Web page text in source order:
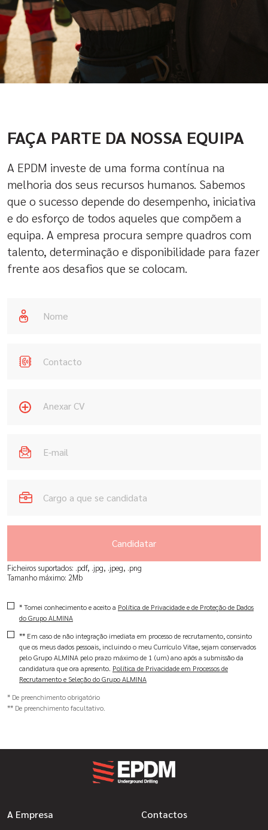
FAÇA PARTE DA NOSSA EQUIPA
A EPDM investe de uma forma contínua na
melhoria dos seus recursos humanos. Sabemos
que o sucesso depende do desempenho, iniciativa
e do esforço de todos aqueles que compõem a
equipa. A empresa procura sempre quadros com
talento, determinação e disponibilidade para fazer
frente aos desafios que se colocam.
Anexar CV
Candidatar
Ficheiros suportados: .pdf, .jpg, .jpeg, .png
Tamanho máximo: 2Mb
* Tomei conhecimento e aceito a Política de Privacidade e de Proteção de Dados
do Grupo ALMINA
** Em caso de não integração imediata em processo de recrutamento, consinto
que os meus dados pessoais, incluindo o meu Currículo Vitae, sejam conservados
pelo Grupo ALMINA pelo prazo máximo de 1 (um) ano após a submissão da
candidatura que ora apresento. Política de Privacidade em Processos de
Recrutamento e Seleção do Grupo ALMINA
* De preenchimento obrigatório
** De preenchimento facultativo.
A Empresa
Contactos